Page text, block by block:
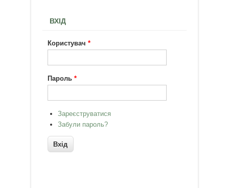
ВХІД
Користувач*
Пароль*
Зареєструватися
Забули пароль?